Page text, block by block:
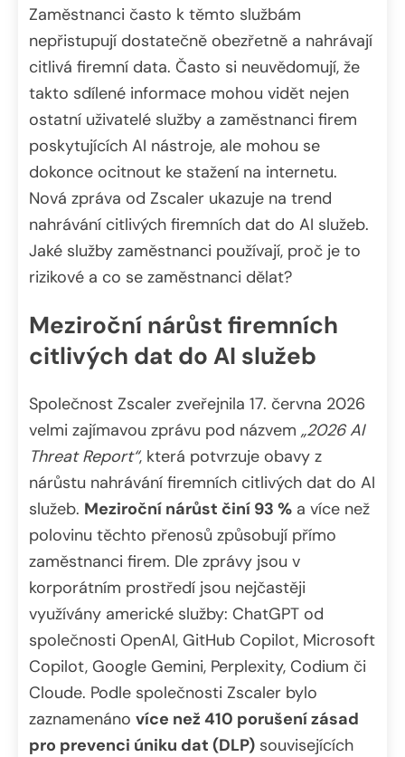
Zaměstnanci často k těmto službám
nepřistupují dostatečně obezřetně a nahrávají
citlivá firemní data. Často si neuvědomují, že
takto sdílené informace mohou vidět nejen
ostatní uživatelé služby a zaměstnanci firem
poskytujících AI nástroje, ale mohou se
dokonce ocitnout ke stažení na internetu.
Nová zpráva od Zscaler ukazuje na trend
nahrávání citlivých firemních dat do AI služeb.
Jaké služby zaměstnanci používají, proč je to
rizikové a co se zaměstnanci dělat?
Meziroční nárůst firemních
citlivých dat do AI služeb
Společnost Zscaler zveřejnila 17. června 2026
velmi zajímavou zprávu pod názvem „2026 AI
Threat Report“, která potvrzuje obavy z
nárůstu nahrávání firemních citlivých dat do AI
služeb. Meziroční nárůst činí 93 % a více než
polovinu těchto přenosů způsobují přímo
zaměstnanci firem. Dle zprávy jsou v
korporátním prostředí jsou nejčastěji
využívány americké služby: ChatGPT od
společnosti OpenAI, GitHub Copilot, Microsoft
Copilot, Google Gemini, Perplexity, Codium či
Cloude. Podle společnosti Zscaler bylo
zaznamenáno více než 410 porušení zásad
pro prevenci úniku dat (DLP) souvisejících